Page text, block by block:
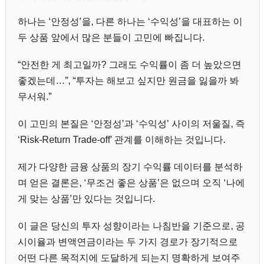
하나는 ‘안정성’을, 다른 하나는 ‘수익성’을 대표하는 이
두 상품 앞에서 많은 분들이 고민에 빠집니다.
“안전한 게 최고일까? 그래도 수익률이 좀 더 높았으면
좋겠는데…”, “투자는 해보고 싶지만 원금을 잃을까 봐
무서워.”
이 고민의 본질은 ‘안정성’과 ‘수익성’ 사이의 저울질, 즉
‘Risk-Return Trade-off’ 관계를 이해하는 것입니다.
제가 다양한 금융 상품의 장기 수익률 데이터를 분석하
며 얻은 결론은, ‘무조건 좋은 상품’은 없으며 오직 ‘나에
게 맞는 상품’만 있다는 것입니다.
이 글은 당신의 투자 성향이라는 나침반을 기준으로, 공
시이율과 변액연금이라는 두 가지 경로가 장기적으로
어떤 다른 목적지에 도달하게 되는지 명확하게 보여주